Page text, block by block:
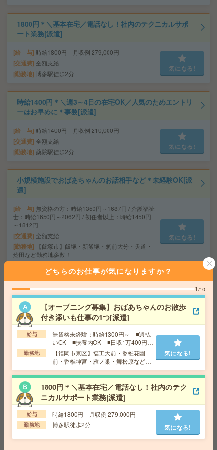
1800円＊＼基本在宅／電話なし！社内のテクニカルサポ
ート業務[派遣]
給 与 時給1800円 月収例 279,000円
交通費 全額支給
勤務地 博多駅徒歩2分
気になる!
時給1400円＊＼週3～4日の在宅OK／人気のためエントリ
ーはお早めに＊事務[派遣]
給 与 時給1400円 月収例 210,000円
交通費 全額支給
勤務地 薬院駅徒歩2分
気になる!
小規模施設でおばあちゃんのお話相手など＊未経験OK[派
遣]
給 与 無資格の方：時給1350円～1687円 / 介護福祉
士：時給1650円～2062円 / 初任者以上：時給1450円
～1812円
交通費 全額支給
勤務地
【飯塚市】飯塚・新飯塚・筑前大分・天道・
鯰田など勤務地多数！
気になる!
【100名募集！＊週3からOK】健康診断の結果入力のお仕
事[派遣]
給 与 1600～1800 ★日払い・給与前払いOK
交通費 別途支給有
勤務地 天神駅より徒歩3分
気になる!
【10月開始】高時給1300円！長期！事務センターでこつ
こつ入力[派遣]
給 与
時給1300円 月収例 208,000円+残業代 ★
残業20時間対応した場合★32,500円の収入になります
交通費
勤務地 大分駅徒歩12分（派遣先に無料駐車場はあり
ませんので自己手配をお願いします。）
気になる!
どちらのお仕事が気になりますか？
1/10
【オープニング募集】おばあちゃんのお散歩
付き添いも仕事の1つ[派遣]
給与
無資格未経験：時給1300円～ ■週払
いOK ■扶養内OK ■日収1万400円以
上
勤務地
【福岡市東区】福工大前・香椎花園
前・香椎神宮・雁ノ巣・舞松原など勤
務地多数！
気になる!
1800円＊＼基本在宅／電話なし！社内のテク
ニカルサポート業務[派遣]
給与 時給1800円 月収例 279,000円
勤務地 博多駅徒歩2分 気になる!